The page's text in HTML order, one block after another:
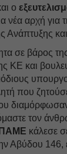
ο
νέα αρχή
Ανάπτυξης
σε βάρος
ΚΕ και
που
τον
ΠΑΜΕ κάλεσε
Αβύδου 146,